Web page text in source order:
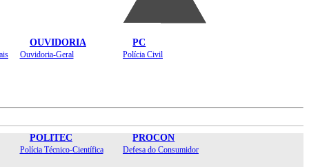
OUVIDORIA
Ouvidoria-Geral
PC
Polícia Civil
POLITEC
Polícia Técnico-Científica
PROCON
Defesa do Consumidor